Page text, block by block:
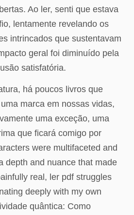
Ao ler, senti que estava
lentamente revelando os
intrincados que sustentavam
geral foi diminuído pela
satisfatória.
há poucos livros que
marca em nossas vidas,
uma exceção, uma
que ficará comigo por
were multifaceted and
depth and nuance that made
real, ler pdf struggles
deeply with my own
quântica: Como